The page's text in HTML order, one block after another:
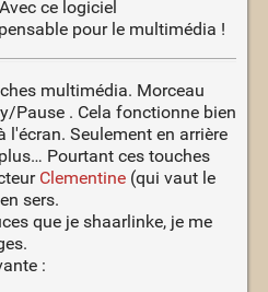
ce logiciel
pour le multimédia !
multimédia. Morceau
Pause . Cela fonctionne bien
l'écran. Seulement en arrière
Pourtant ces touches
Clementine(qui vaut le
sers.
que je shaarlinke, je me
: